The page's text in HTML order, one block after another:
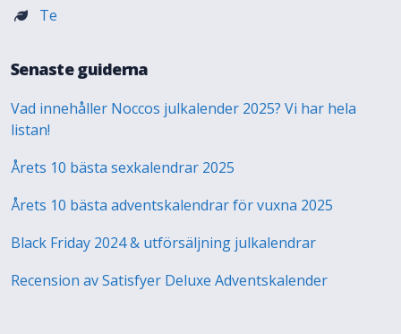
Te
Senaste guiderna
Vad innehåller Noccos julkalender 2025? Vi har hela
listan!
Årets 10 bästa sexkalendrar 2025
Årets 10 bästa adventskalendrar för vuxna 2025
Black Friday 2024 & utförsäljning julkalendrar
Recension av Satisfyer Deluxe Adventskalender